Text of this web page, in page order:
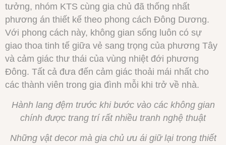
tưởng, nhóm KTS cùng gia chủ đã thống nhất
phương án thiết kế theo phong cách Đông Dương.
Với phong cách này, không gian sống luôn có sự
giao thoa tinh tế giữa vẻ sang trọng của phương Tây
và cảm giác thư thái của vùng nhiệt đới phương
Đông. Tất cả đưa đến cảm giác thoải mái nhất cho
các thành viên trong gia đình mỗi khi trở về nhà.
Hành lang đệm trước khi bước vào các không gian
chính được trang trí rất nhiều tranh nghệ thuật
Những vật decor mà gia chủ ưu ái giữ lại trong thiết